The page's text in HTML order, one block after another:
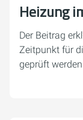
Heizung
Der Beitrag
Zeitpunkt für
geprüft